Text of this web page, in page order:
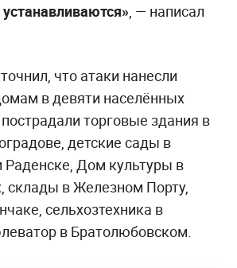
, — написал
что атаки нанесли
в девяти населённых
торговые здания в
детские сады в
Раденске, Дом культуры в
склады в Железном Порту,
сельхозтехника в
в Братолюбовском.